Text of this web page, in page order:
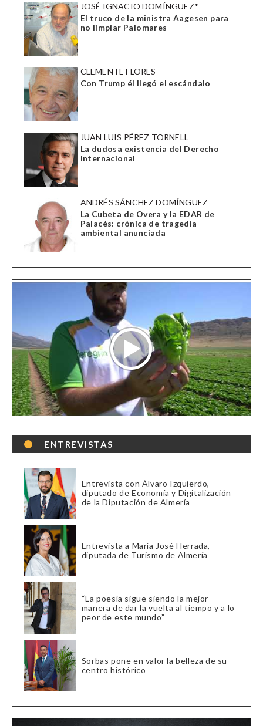
JOSÉ IGNACIO DOMÍNGUEZ*
El truco de la ministra Aagesen para
no limpiar Palomares
CLEMENTE FLORES
Con Trump él llegó el escándalo
JUAN LUIS PÉREZ TORNELL
La dudosa existencia del Derecho
Internacional
ANDRÉS SÁNCHEZ DOMÍNGUEZ
La Cubeta de Overa y la EDAR de
Palacés: crónica de tragedia
ambiental anunciada
ENTREVISTAS
Entrevista con Álvaro Izquierdo,
diputado de Economía y Digitalización
de la Diputación de Almería
Entrevista a María José Herrada,
diputada de Turismo de Almería
“La poesía sigue siendo la mejor
manera de dar la vuelta al tiempo y a lo
peor de este mundo”
Sorbas pone en valor la belleza de su
centro histórico